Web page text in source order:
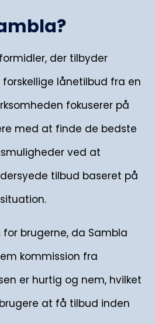
der tilbyder
lånetilbud fra en
fokuserer på
med at finde de bedste
ved at
tilbud baseret på
brugerne, da Sambla
kommission fra
er hurtig og nem, hvilket
at få tilbud inden